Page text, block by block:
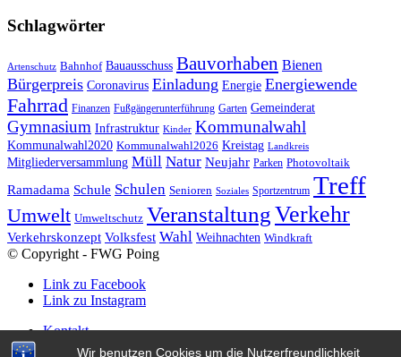
Wir benutzen Cookies um die Nutzerfreundlichkeit
Schlagwörter
Artenschutz Bahnhof Bauausschuss Bauvorhaben Bienen
Bürgerpreis Coronavirus Einladung Energie Energiewende
Fahrrad Finanzen Fußgängerunterführung Garten Gemeinderat
Gymnasium Infrastruktur Kinder Kommunalwahl
Kommunalwahl2020 Kommunalwahl2026 Kreistag Landkreis
Mitgliederversammlung Müll Natur Neujahr Parken Photovoltaik
Ramadama Schule Schulen Senioren Soziales Sportzentrum Treff
Umwelt Umweltschutz VeranstaltungVerkehr
Verkehrskonzept Volksfest Wahl Weihnachten Windkraft
© Copyright - FWG Poing
Link zu Facebook
Link zu Instagram
Kontakt
Datenschutzerklärung